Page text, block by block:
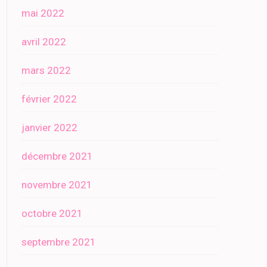
mai 2022
avril 2022
mars 2022
février 2022
janvier 2022
décembre 2021
novembre 2021
octobre 2021
septembre 2021